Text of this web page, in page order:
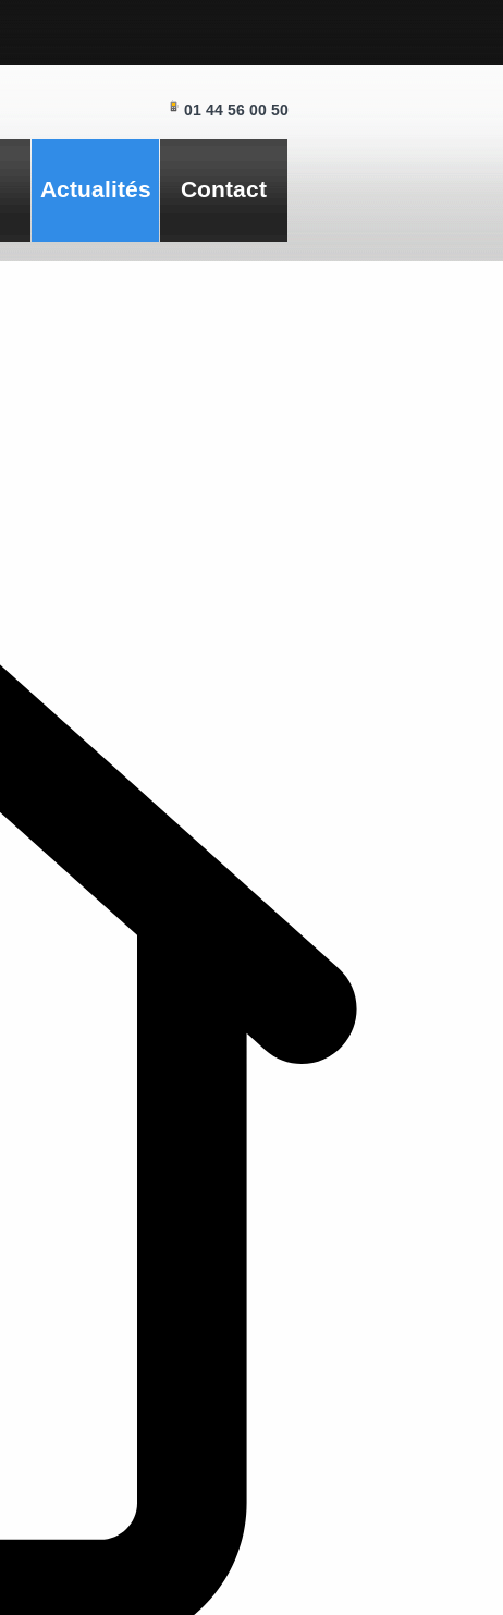
01 44 56 00 50
Actualités Contact